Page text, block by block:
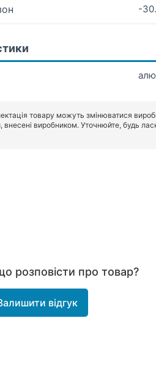
-
товару можуть змінюватися
внесені виробником. Уточнюйте, будь
розповісти про товар?
відгук